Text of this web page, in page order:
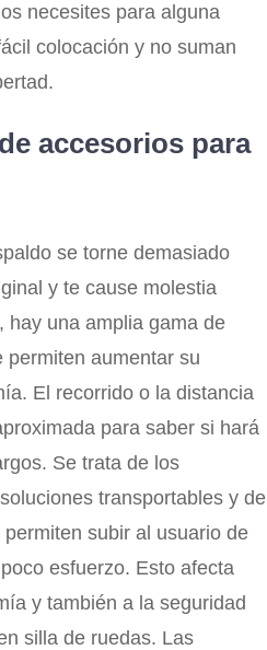
necesites para alguna
colocación y no suman
accesorios para
se torne demasiado
y te cause molestia
hay una amplia gama de
permiten aumentar su
El recorrido o la distancia
para saber si hará
Se trata de los
transportables y de
subir al usuario de
esfuerzo. Esto afecta
y también a la seguridad
silla de ruedas. Las